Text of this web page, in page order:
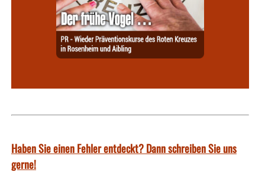
Haben Sie einen Fehler entdeckt? Dann schreiben Sie uns
gerne!